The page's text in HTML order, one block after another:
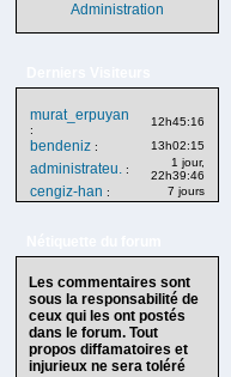
Administration
murat_erpuyan
:
12h45:16
bendeniz : 13h02:15
administrateu. :
1 jour,
22h39:46
cengiz-han : 7 jours
Les commentaires sont
sous la responsabilité de
ceux qui les ont postés
dans le forum. Tout
propos diffamatoires et
injurieux ne sera toléré